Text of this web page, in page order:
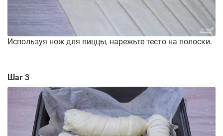
Используя нож для пиццы, нарежьте тесто на полоски.
Шаг 3